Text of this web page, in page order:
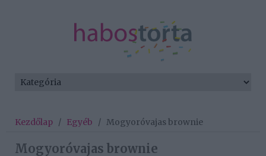
Kezdőlap / Egyéb / Mogyoróvajas brownie
Mogyoróvajas brownie